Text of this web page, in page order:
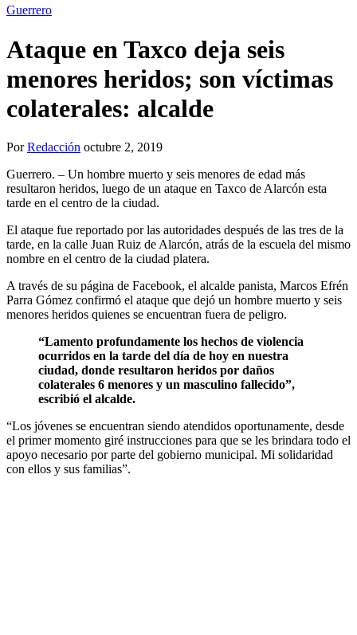
Guerrero
Ataque en Taxco deja seis
menores heridos; son víctimas
colaterales: alcalde
PorRedacción octubre 2, 2019
Guerrero. – Un hombre muerto y seis menores de edad más
resultaron heridos, luego de un ataque en Taxco de Alarcón esta
tarde en el centro de la ciudad.
El ataque fue reportado por las autoridades después de las tres de la
tarde, en la calle Juan Ruiz de Alarcón, atrás de la escuela del mismo
nombre en el centro de la ciudad platera.
A través de su página de Facebook, el alcalde panista, Marcos Efrén
Parra Gómez confirmó el ataque que dejó un hombre muerto y seis
menores heridos quienes se encuentran fuera de peligro.
“Lamento profundamente los hechos de violencia
ocurridos en la tarde del día de hoy en nuestra
ciudad, donde resultaron heridos por daños
colaterales 6 menores y un masculino fallecido”,
escribió el alcalde.
“Los jóvenes se encuentran siendo atendidos oportunamente, desde
el primer momento giré instrucciones para que se les brindara todo el
apoyo necesario por parte del gobierno municipal. Mi solidaridad
con ellos y sus familias”.